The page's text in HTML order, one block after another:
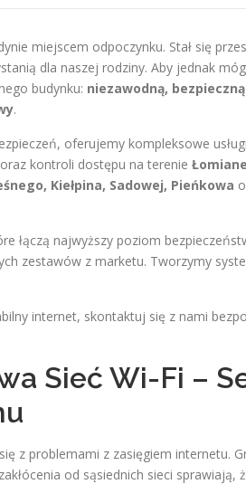
miejscem odpoczynku. Stał się
dla naszej rodziny. Aby jednak
budynku: niezawodną,
.
oferujemy kompleksowe
kontroli dostępu na terenie
Kiełpina, Sadowej, Pieńkowa
łączą najwyższy poziom
zestawów z marketu. Tworzymy
internet, skontaktuj się z nami
Sieć Wi-Fi –
z problemami z zasięgiem internetu.
od sąsiednich sieci